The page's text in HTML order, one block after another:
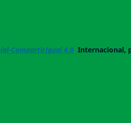
CompartirIgual 4.0 Internacional,